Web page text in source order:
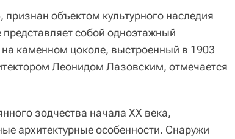
объектом культурного наследия
собой одноэтажный
каменном цоколе, выстроенный в 1903
Леонидом Лазовским, отмечается
зодчества начала ХХ века,
архитектурные особенности. Снаружи